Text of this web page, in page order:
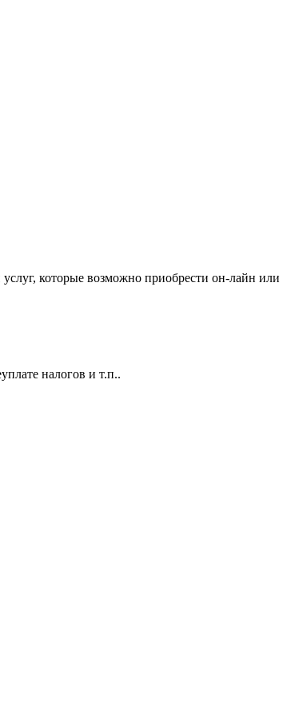
которые возможно приобрести он-лайн или
налогов и т.п..